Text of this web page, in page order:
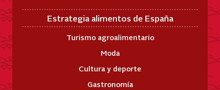
Estrategia alimentos de España
Turismo agroalimentario
Moda
Cultura y deporte
Gastronomía